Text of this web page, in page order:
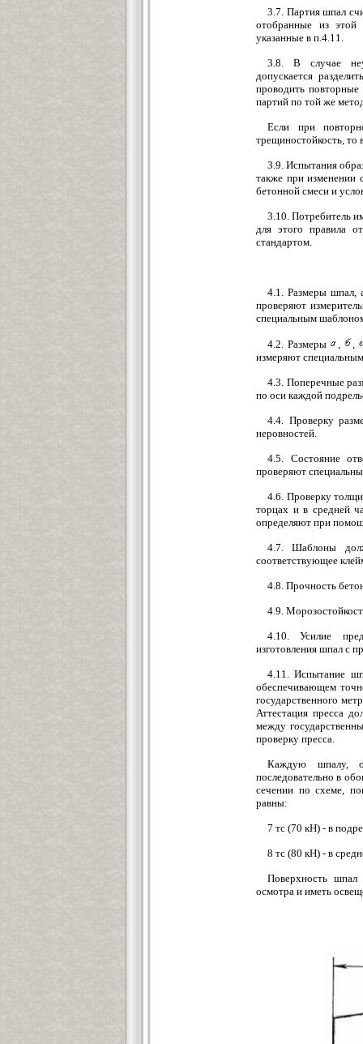
3.7. Партия шпал
отобранные из этой
указанные в п.4.11.
3.8. В случае
допускается
проводить повторные
партий по той же
Если при
трещиностойкость,
3.9. Испытания
также при изменении
бетонной смеси и
3.10. Потребитель
для этого правила
стандартом.
4.1. Размеры шпал,
проверяют
специальным
4.2. Размеры ,
,
измеряют
4.3. Поперечные
по оси каждой
4.4. Проверку
неровностей.
4.5. Состояние
проверяют
4.6. Проверку
торцах и в средней
определяют при
4.7. Шаблоны
соответствующее
4.8. Прочность
4.9.
4.10. Усилие
изготовления шпал с
4.11. Испытание
обеспечивающем
государственного
Аттестация пресса
между
проверку пресса.
Каждую шпалу,
последовательно в
сечении по схеме,
равны:
7 тс (70 кН) - в
8 тс (80 кН) - в
Поверхность
осмотра и иметь